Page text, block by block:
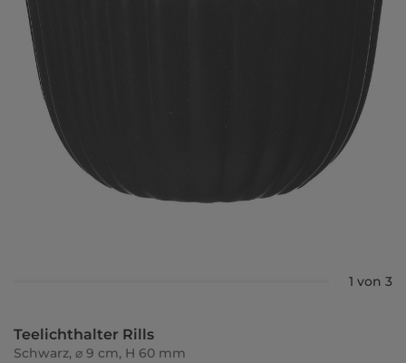
1 von 3
Teelichthalter Rills
Schwarz, ⌀ 9 cm, H 60 mm